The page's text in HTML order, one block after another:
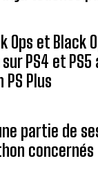
Ops et Black
PS4 et PS5
Plus
partie de
concernés